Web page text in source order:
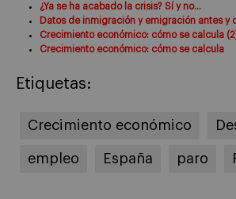
¿Ya se ha acabado la crisis? Sí y no…
Datos de inmigración y emigración antes y
Crecimiento económico: cómo se calcula
Crecimiento económico: cómo se calcula
Etiquetas:
Crecimiento económico
empleo España paro